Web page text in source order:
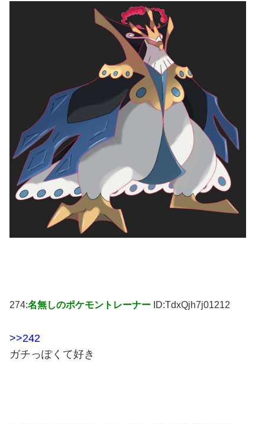
274:名無しのポケモントレーナー ID:TdxQjh7j01212
>>242
ガチっぽくて好き